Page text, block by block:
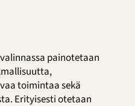
painotetaan
toimintaa sekä
Erityisesti otetaan